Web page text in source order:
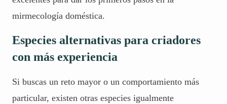
mirmecología doméstica.
Especies alternativas para criadores
con más experiencia
Si buscas un reto mayor o un comportamiento más
particular, existen otras especies igualmente